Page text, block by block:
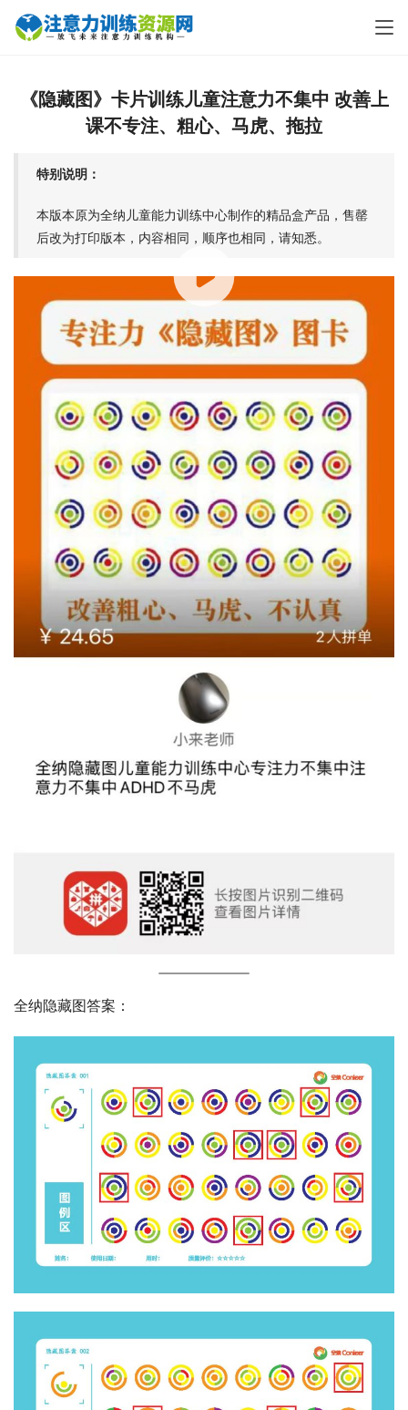
《隐藏图》卡片训练儿童注意力不集中 改善上
课不专注、粗心、马虎、拖拉
特别说明：
本版本原为全纳儿童能力训练中心制作的精品盒产品，售罄
后改为打印版本，内容相同，顺序也相同，请知悉。
全纳隐藏图答案：